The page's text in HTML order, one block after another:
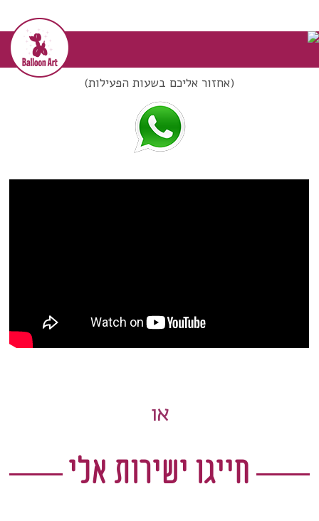
צור קשר
אפשר לשלוח ווצאפ בכל שעה
(אחזור אליכם בשעות הפעילות)
או
חייגו ישירות אלי